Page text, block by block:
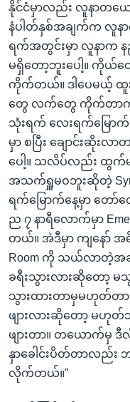
နိုင်ငံမှာလည်း လူနာတယေ
နံပါတ်နှစ်အချက်က လူနာ
ရက်အတွင်းမှာ လူနာက န
မရှိတော့ဘူးပေါ့။ ကိုယ်
ကိုက်တယ်။ ဒါပေမယ့် ထူး
တွေ လက်တွေ ကိုက်တာကလ
သုံးရက် လေးရက်မြောက်
မှာ စပြီး ချောင်းဆိုးလ
ပေါ့။ သလိပ်လည်း ထွက်မ
အသက်ရှူမဝဘူးဆိုတဲ့
ရက်မြောက်နေ့မှာ တေ
ည ၇ နာရီလောက်မှာ
တယ်။ အဲဒီမှာ ကျနော် အဓိ
Room ကို သယ်လာတဲ့အ
ခရီးသွားလားဆိုတော့ မ
သွားထားတာမှမဟုတ်တာ
ဖျားလားဆိုတော့ မဟု
ဖျားတာ။ တယောက်မှ
နှာခေါင်းပိတ်တာလည်း
လိုက်တယ်။”